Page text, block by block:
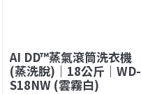
AI DD™蒸氣滾筒洗衣機
(蒸洗脫)｜18公斤｜WD-
S18NW (雲霧白)